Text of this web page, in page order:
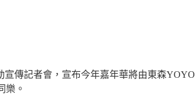
宣傳記者會，宣布今年嘉年華將由東森YOYO
樂。